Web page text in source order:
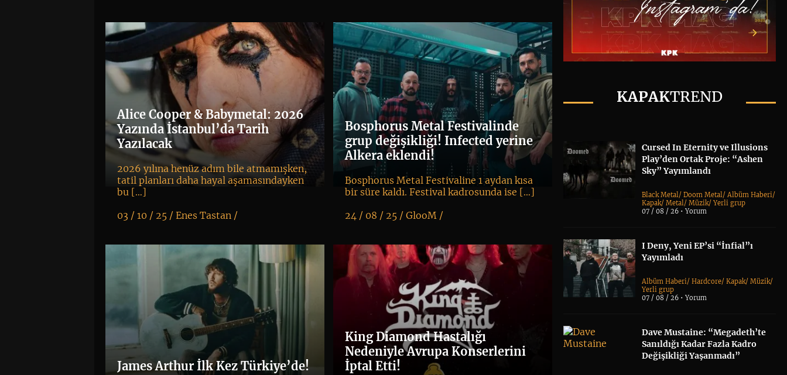
Alice Cooper & Babymetal: 2026
Yazında İstanbul’da Tarih
Yazılacak
2026 yılına henüz adım bile atmamışken,
tatil planları daha hayal aşamasındayken
bu […]
03 / 10 / 25 /Enes Tastan /
Bosphorus Metal Festivalinde
grup değişikliği! Infected yerine
Alkera eklendi!
Bosphorus Metal Festivaline 1 aydan kısa
bir süre kaldı. Festival kadrosunda ise […]
24 / 08 / 25 /GlooM /
James Arthur İlk Kez Türkiye’de!
King Diamond Hastalığı
Nedeniyle Avrupa Konserlerini
İptal Etti!
KAPAKTREND
Cursed In Eternity ve Illusions
Play’den Ortak Proje: “Ashen
Sky” Yayımlandı
Black Metal/Doom Metal/Albüm Haberi/
Kapak/Metal/Müzik/Yerli grup
07 / 08 / 26 •Yorum
I Deny, Yeni EP’si “İnfial”ı
Yayımladı
Albüm Haberi/Hardcore/Kapak/Müzik/
Yerli grup
07 / 08 / 26 •Yorum
Dave Mustaine: “Megadeth’te
Sanıldığı Kadar Fazla Kadro
Değişikliği Yaşanmadı”